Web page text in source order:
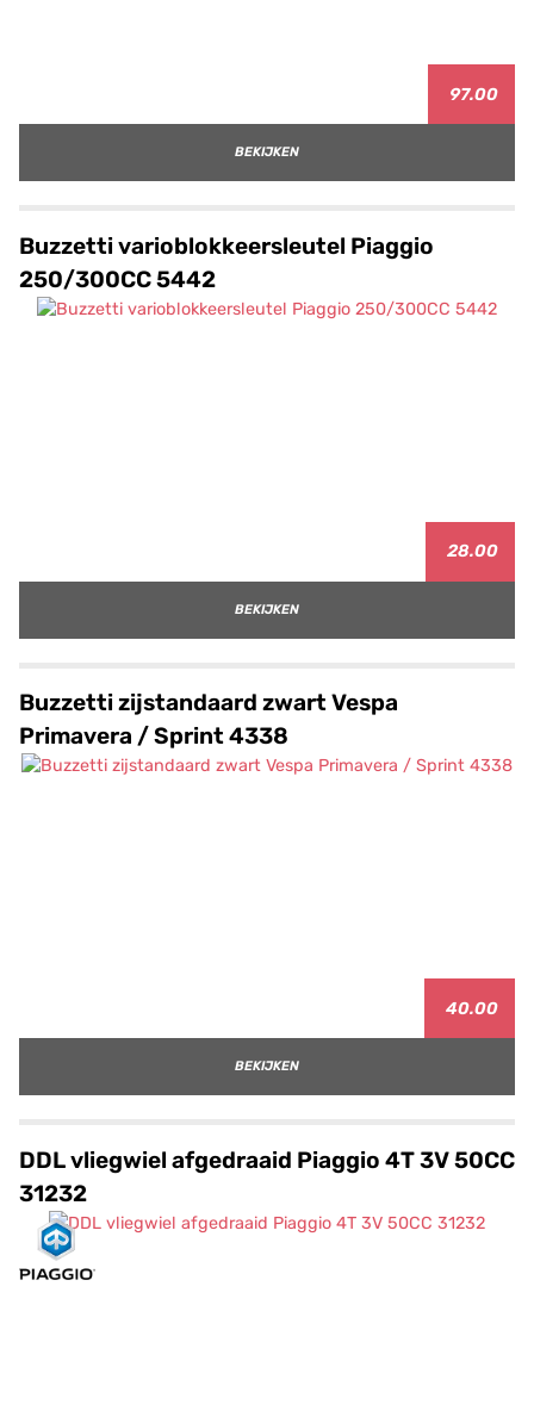
97.00
BEKIJKEN
Buzzetti varioblokkeersleutel Piaggio
250/300CC 5442
28.00
BEKIJKEN
Buzzetti zijstandaard zwart Vespa
Primavera / Sprint 4338
40.00
BEKIJKEN
DDL vliegwiel afgedraaid Piaggio 4T 3V 50CC
31232